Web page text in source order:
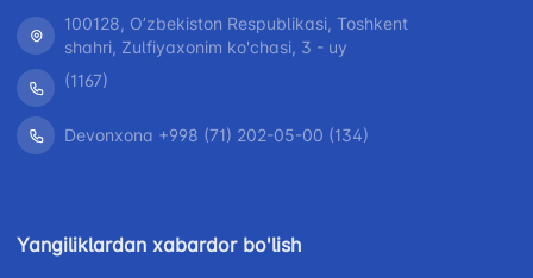
100128, Oʼzbekiston Respublikasi, Toshkent
shahri, Zulfiyaxonim ko'chasi, 3 - uy
(1167)
Devonxona +998 (71) 202-05-00 (134)
Yangiliklardan xabardor bo'lish